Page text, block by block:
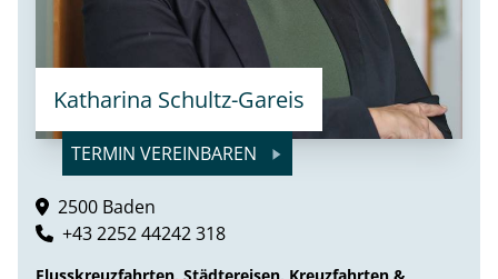
Katharina Schultz-Gareis
TERMIN VEREINBAREN
2500 Baden
+43 2252 44242 318